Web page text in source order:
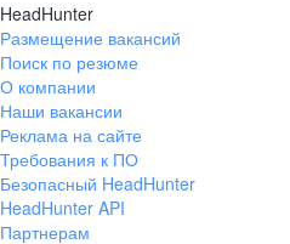
HeadHunter
Размещение вакансий
Поиск по резюме
О компании
Наши вакансии
Реклама на сайте
Требования к ПО
Безопасный HeadHunter
HeadHunter API
Партнерам